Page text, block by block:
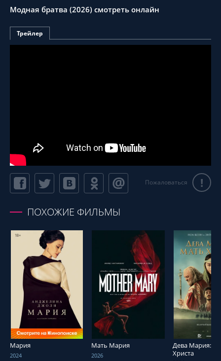
Модная братва (2026) смотреть онлайн
Трейлер
Пожаловаться !
ПОХОЖИЕ ФИЛЬМЫ
СМОТРЕТЬ ОНЛАЙН
Мария
2024
СМОТРЕТЬ ОНЛАЙН
Мать Мария
2026
СМОТРЕТЬ
Дева Мария:
Христа